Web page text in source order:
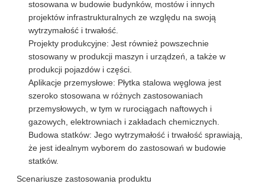
stosowana w budowie budynków, mostów i innych
projektów infrastrukturalnych ze względu na swoją
wytrzymałość i trwałość.
Projekty produkcyjne: Jest również powszechnie
stosowany w produkcji maszyn i urządzeń, a także w
produkcji pojazdów i części.
Aplikacje przemysłowe: Płytka stalowa węglowa jest
szeroko stosowana w różnych zastosowaniach
przemysłowych, w tym w rurociągach naftowych i
gazowych, elektrowniach i zakładach chemicznych.
Budowa statków: Jego wytrzymałość i trwałość sprawiają,
że jest idealnym wyborem do zastosowań w budowie
statków.
Scenariusze zastosowania produktu